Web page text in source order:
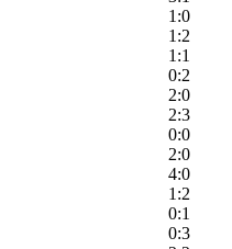
1:0
1:2
1:1
0:2
2:0
2:3
0:0
2:0
4:0
1:2
0:1
0:3